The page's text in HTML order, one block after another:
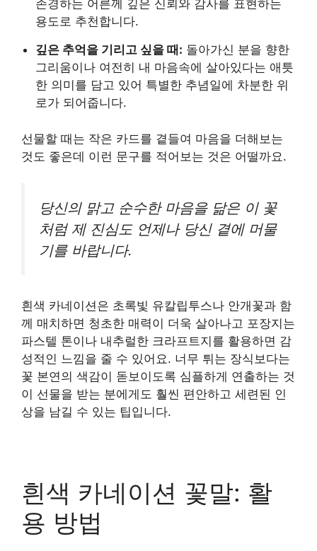
존경하는 어른께 깊은 신뢰와 감사를 표현하는
용도로 추천합니다.
깊은 추억을 기리고 싶을 때: 돌아가신 분을 향한
그리움이나 여전히 내 마음속에 살아있다는 애틋
한 의미를 담고 있어 특별한 추념일에 차분한 위
로가 되어줍니다.
선물할 때는 작은 카드를 곁들여 마음을 더해보는
것도 좋은데 이런 문구를 적어보는 것은 어떨까요.
당신의 맑고 순수한 마음을 닮은 이 꽃
처럼 제 진심도 언제나 당신 곁에 머물
기를 바랍니다.
흰색 카네이션은 초록빛 유칼립투스나 안개꽃과 함
께 매치하면 청초한 매력이 더욱 살아나고 포장지는
파스텔 톤이나 내추럴한 크라프트지를 활용하면 감
성적인 느낌을 줄 수 있어요. 너무 튀는 장식보다는
꽃 본연의 색감이 돋보이도록 심플하게 연출하는 것
이 선물을 받는 분에게도 훨씬 편안하고 세련된 인
상을 남길 수 있는 팁입니다.
흰색 카네이션 꽃말: 활
용 방법